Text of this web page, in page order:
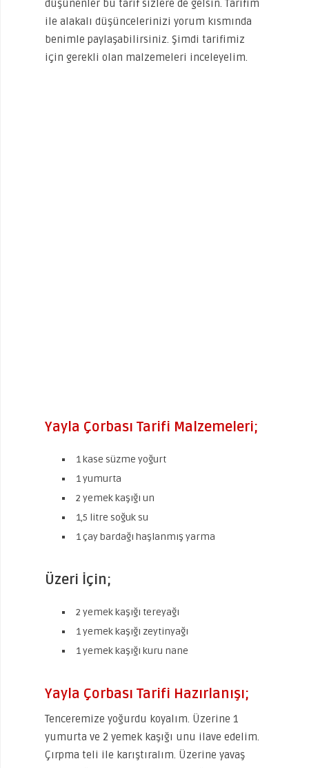
düşünenler bu tarif sizlere de gelsin. Tarifim
ile alakalı düşüncelerinizi yorum kısmında
benimle paylaşabilirsiniz. Şimdi tarifimiz
için gerekli olan malzemeleri inceleyelim.
Yayla Çorbası Tarifi Malzemeleri;
1 kase süzme yoğurt
1 yumurta
2 yemek kaşığı un
1,5 litre soğuk su
1 çay bardağı haşlanmış yarma
Üzeri İçin;
2 yemek kaşığı tereyağı
1 yemek kaşığı zeytinyağı
1 yemek kaşığı kuru nane
Yayla Çorbası Tarifi Hazırlanışı;
Tenceremize yoğurdu koyalım. Üzerine 1
yumurta ve 2 yemek kaşığı unu ilave edelim.
Çırpma teli ile karıştıralım. Üzerine yavaş